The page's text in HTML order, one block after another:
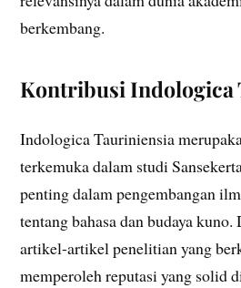
berkembang.
Kontribusi Indologica
Indologica Tauriniensia
terkemuka dalam studi
penting dalam pengembangan
tentang bahasa dan budaya
artikel-artikel penelitian yang
memperoleh reputasi yang solid